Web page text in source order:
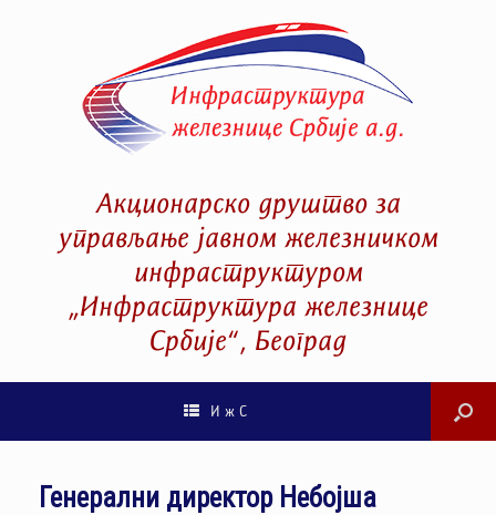
Акционарско друштво за
управљање јавном железничком
инфраструктуром
„Инфраструктура железнице
Србије“, Београд
И ж С
Генерални директор Небојша